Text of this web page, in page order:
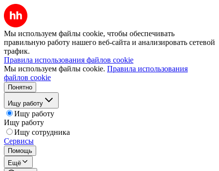
Мы используем файлы cookie, чтобы обеспечивать
правильную работу нашего веб-сайта и анализировать сетевой
трафик.
Правила использования файлов cookie
Мы используем файлы cookie. Правила использования
файлов cookie
Понятно
Ищу работу
Ищу работу
Ищу работу
Ищу сотрудника
Сервисы
Помощь
Ещё